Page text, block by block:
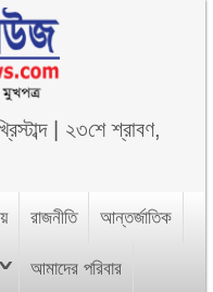
| ২৩শে শ্রাবণ,
রাজনীতি আন্তর্জাতিক
আমাদের পরিবার